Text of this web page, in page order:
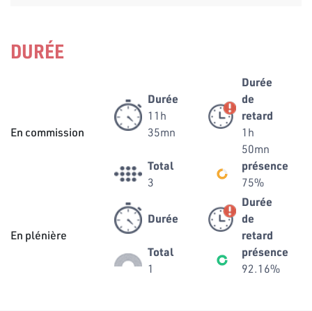
DURÉE
En commission
Durée
11h
35mn
Durée
de
retard
1h
50mn
Total
3
présence
75%
En plénière
Durée
Durée
de
retard
Total
1
présence
92.16%